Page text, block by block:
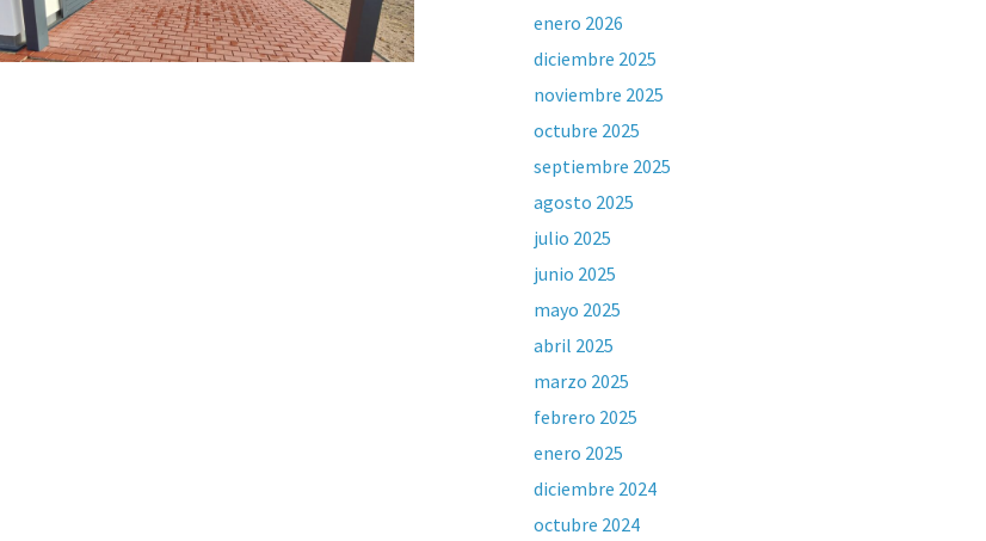
enero 2026
diciembre 2025
noviembre 2025
octubre 2025
septiembre 2025
agosto 2025
julio 2025
junio 2025
mayo 2025
abril 2025
marzo 2025
febrero 2025
enero 2025
diciembre 2024
octubre 2024